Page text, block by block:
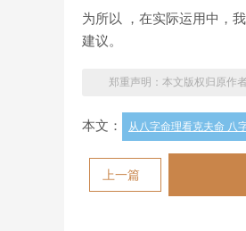
为所以 ，在实际运用中，
建议。
郑重声明：本文版权归原作
本文： 从八字命理看克夫命 八
上一篇